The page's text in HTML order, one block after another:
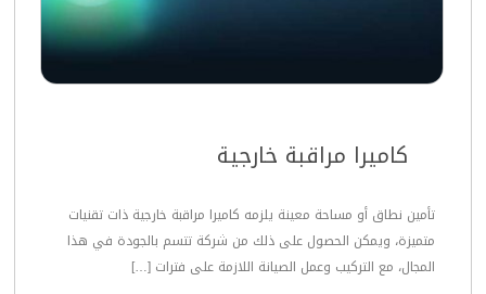
كاميرا مراقبة خارجية
تأمين نطاق أو مساحة معينة يلزمه كاميرا مراقبة خارجية ذات تقنيات
متميزة، ويمكن الحصول على ذلك من شركة تتسم بالجودة في هذا
المجال، مع التركيب وعمل الصيانة اللازمة على فترات […]